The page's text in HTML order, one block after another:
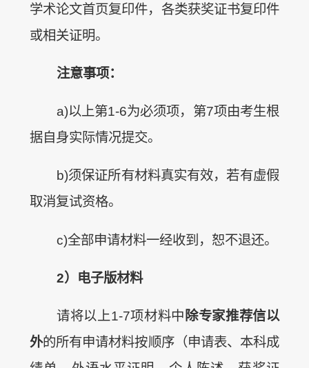
学术论文首页复印件，各类获奖证书复印件
或相关证明。
注意事项：
a)以上第1-6为必须项，第7项由考生根
据自身实际情况提交。
b)须保证所有材料真实有效，若有虚假
取消复试资格。
c)全部申请材料一经收到，恕不退还。
2）电子版材料
请将以上1-7项材料中 除专家推荐信以
外的所有申请材料按顺序（申请表、本科成